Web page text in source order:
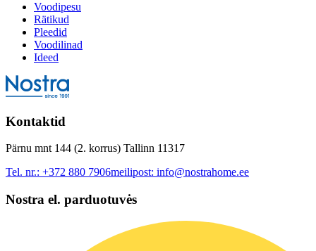
Voodipesu
Rätikud
Pleedid
Voodilinad
Ideed
Kontaktid
Pärnu mnt 144 (2. korrus) Tallinn 11317
Tel. nr.: +372 880 7906meilipost: info@nostrahome.ee
Nostra el. parduotuvės